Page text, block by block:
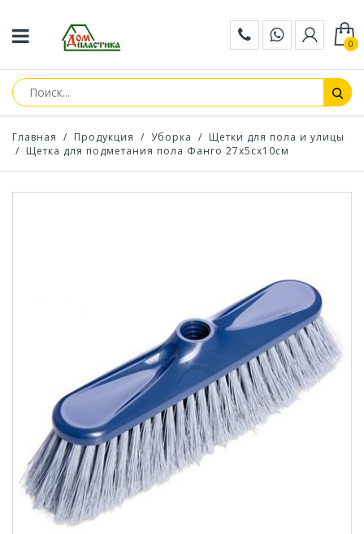
0
Главная / Продукция / Уборка / Щетки для пола и улицы
/ Щетка для подметания пола Фанго 27х5сх10см